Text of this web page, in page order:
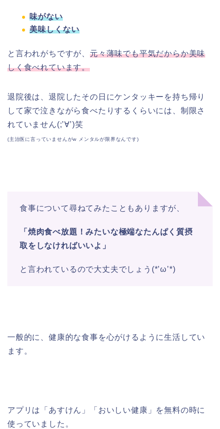
味がない
美味しくない
と言われがちですが、 元々薄味でも平気だからか美味
しく食べれています。
退院後は、退院したその日にケンタッキーを持ち帰り
して家で泣きながら食べたりするくらいには、制限さ
れていません(;’∀’)笑
(主治医に言っていませんがw メンタルが限界なんです)
食事について尋ねてみたこともありますが、
「焼肉食べ放題！みたいな極端なたんぱく質摂
取をしなければいいよ」
と言われているので大丈夫でしょう(*’ω’*)
一般的に、健康的な食事を心がけるように生活してい
ます。
アプリは「あすけん」「おいしい健康」を無料の時に
使っていました。